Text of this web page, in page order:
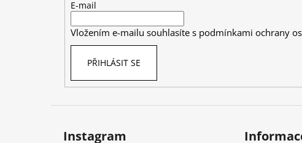
E-mail
Vložením e-mailu souhlasíte s podmínkami ochrany
PŘIHLÁSIT SE
Instagram